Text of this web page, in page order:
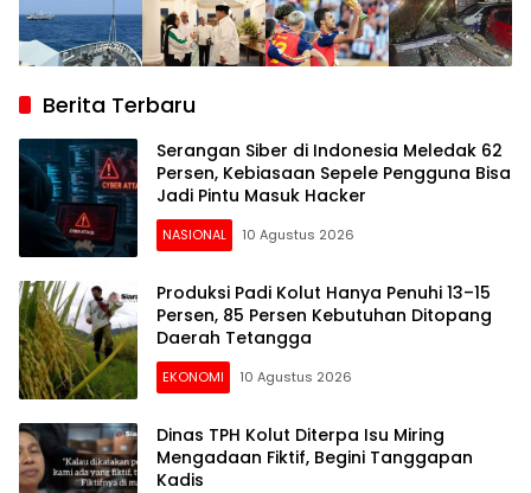
Berita Terbaru
Serangan Siber di Indonesia Meledak 62
Persen, Kebiasaan Sepele Pengguna Bisa
Jadi Pintu Masuk Hacker
NASIONAL 10 Agustus 2026
Produksi Padi Kolut Hanya Penuhi 13–15
Persen, 85 Persen Kebutuhan Ditopang
Daerah Tetangga
EKONOMI 10 Agustus 2026
Dinas TPH Kolut Diterpa Isu Miring
Mengadaan Fiktif, Begini Tanggapan
Kadis